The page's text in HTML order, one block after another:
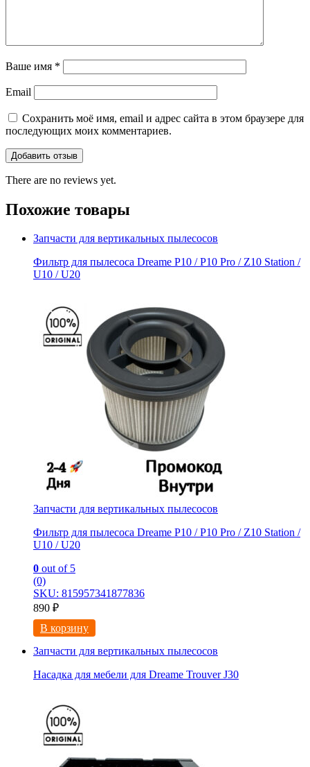
Ваше имя *
Email
Сохранить моё имя, email и адрес сайта в этом браузере для
последующих моих комментариев.
There are no reviews yet.
Похожие товары
Запчасти для вертикальных пылесосов
Фильтр для пылесоса Dreame P10 / P10 Pro / Z10 Station /
U10 / U20
Запчасти для вертикальных пылесосов
Фильтр для пылесоса Dreame P10 / P10 Pro / Z10 Station /
U10 / U20
0 out of 5
(0)
SKU: 815957341877836
890 ₽
В корзину
Запчасти для вертикальных пылесосов
Насадка для мебели для Dreame Trouver J30